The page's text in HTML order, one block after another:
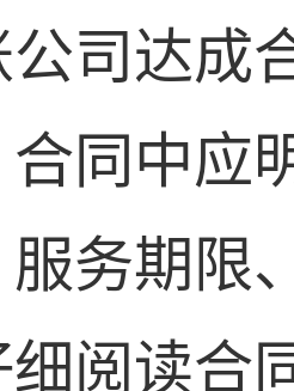
司达成
同中应
务期限
阅读合